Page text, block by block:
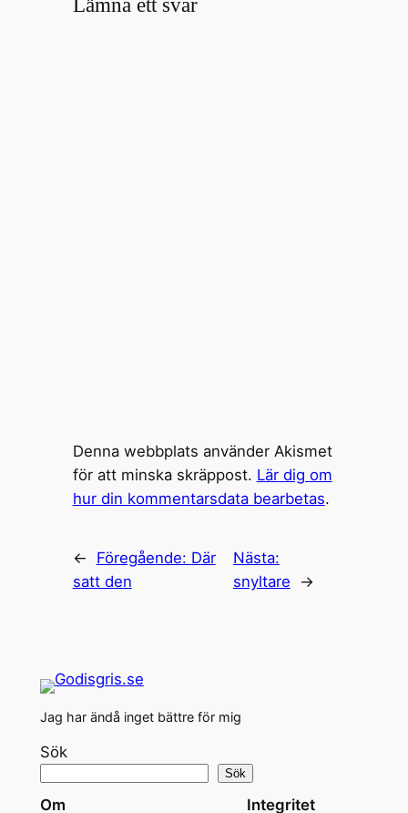
Lämna ett svar
Denna webbplats använder Akismet
för att minska skräppost. Lär dig om
hur din kommentarsdata bearbetas.
← Föregående: Där
satt den
Nästa:
snyltare
→
Jag har ändå inget bättre för mig
Sök
Sök
Om Integritet